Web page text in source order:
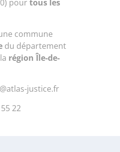
pour tous les
commune
du département
région Île-de-
justice.fr
22